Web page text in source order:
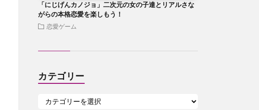
「にじげんカノジョ」二次元の女の子達とリアルさな
がらの本格恋愛を楽しもう！
恋愛ゲーム
カテゴリー